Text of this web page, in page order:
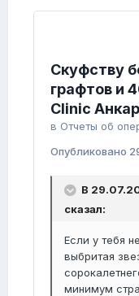
Скуфству
графтов и
Clinic
в Отчеты об
Опубликовано
В
сказал:
Если у тебя
выбритая
минимум